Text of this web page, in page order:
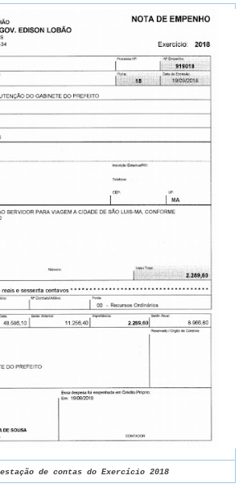
de contas do Exercício 2018